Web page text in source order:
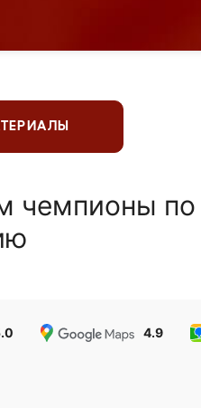
чемпионы
4.9